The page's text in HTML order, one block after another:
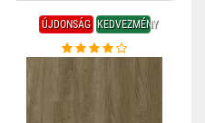
ÚJDONSÁG KEDVEZMÉNY